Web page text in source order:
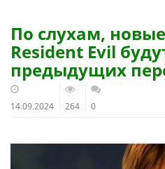
По слухам,
Resident Evil
предыдущих
14.09.2024 264 0